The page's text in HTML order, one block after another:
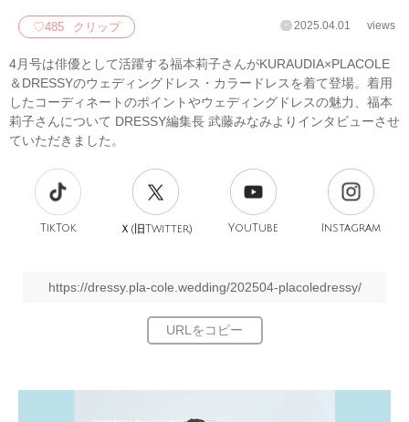
♡485 クリップ 2025.04.01 views
4月号は俳優として活躍する福本莉子さんがKURAUDIA×PLACOLE
＆DRESSYのウェディングドレス・カラードレスを着て登場。着用
したコーディネートのポイントやウェディングドレスの魅力、福本
莉子さんについて DRESSY編集長 武藤みなみよりインタビューさせ
ていただきました。
TikTok Ｘ(旧Twitter) YouTube Instagram
https://dressy.pla-cole.wedding/202504-placoledressy/